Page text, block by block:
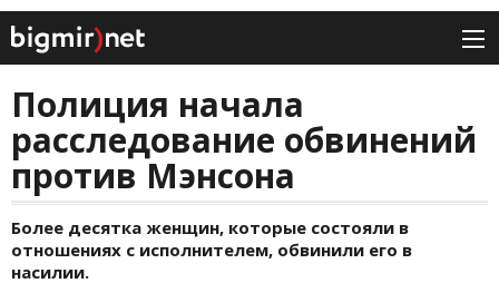
Полиция начала
расследование обвинений
против Мэнсона
Более десятка женщин, которые состояли в
отношениях с исполнителем, обвинили его в
насилии.